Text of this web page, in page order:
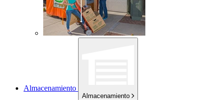
Almacenamiento
Almacenamiento